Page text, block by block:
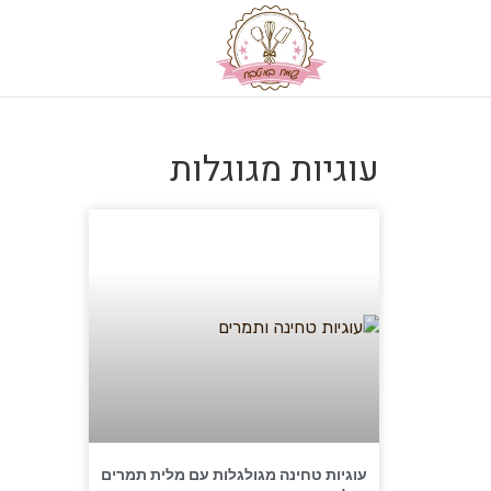
עוגיות מגוגלות
עוגיות טחינה מגולגלות עם מלית תמרים